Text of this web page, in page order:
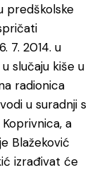
predškolske
7. 2014. u
slučaju kiše u
radionica
u suradnji s
a
Blažeković
izrađivat će